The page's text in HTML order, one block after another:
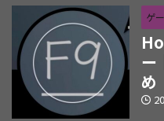
ゲ
ー
め